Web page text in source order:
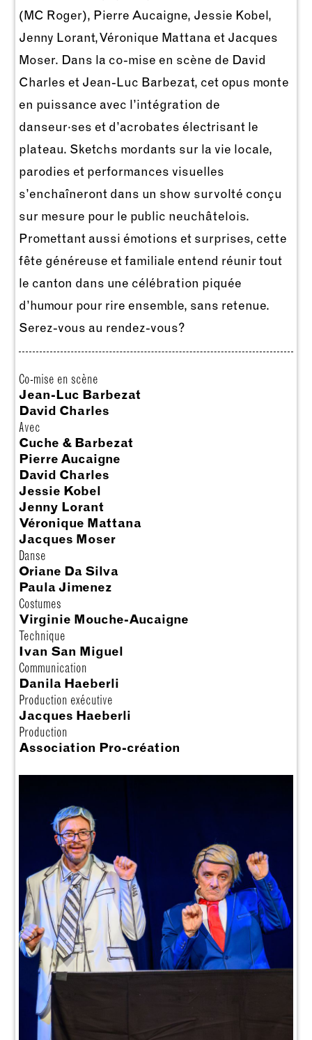
(MC Roger), Pierre Aucaigne, Jessie Kobel,
Jenny Lorant, Véronique Mattana et Jacques
Moser. Dans la co-mise en scène de David
Charles et Jean-Luc Barbezat, cet opus monte
en puissance avec l’intégration de
danseur·ses et d’acrobates électrisant le
plateau. Sketchs mordants sur la vie locale,
parodies et performances visuelles
s’enchaîneront dans un show survolté conçu
sur mesure pour le public neuchâtelois.
Promettant aussi émotions et surprises, cette
fête généreuse et familiale entend réunir tout
le canton dans une célébration piquée
d’humour pour rire ensemble, sans retenue.
Serez-vous au rendez-vous?
Co-mise en scène
Jean-Luc Barbezat
David Charles
Avec
Cuche & Barbezat
Pierre Aucaigne
David Charles
Jessie Kobel
Jenny Lorant
Véronique Mattana
Jacques Moser
Danse
Oriane Da Silva
Paula Jimenez
Costumes
Virginie Mouche-Aucaigne
Technique
Ivan San Miguel
Communication
Danila Haeberli
Production exécutive
Jacques Haeberli
Production
Association Pro-création